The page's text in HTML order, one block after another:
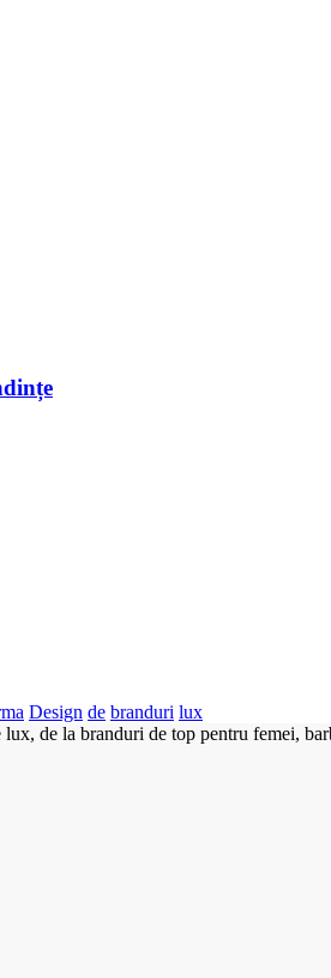
Design de branduri lux
de la branduri de top pentru femei,